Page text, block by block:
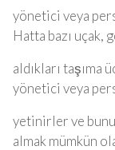
yönetici veya
Hatta bazı
aldıkları taşıma
yönetici veya
yetinirler ve
almak mümkün